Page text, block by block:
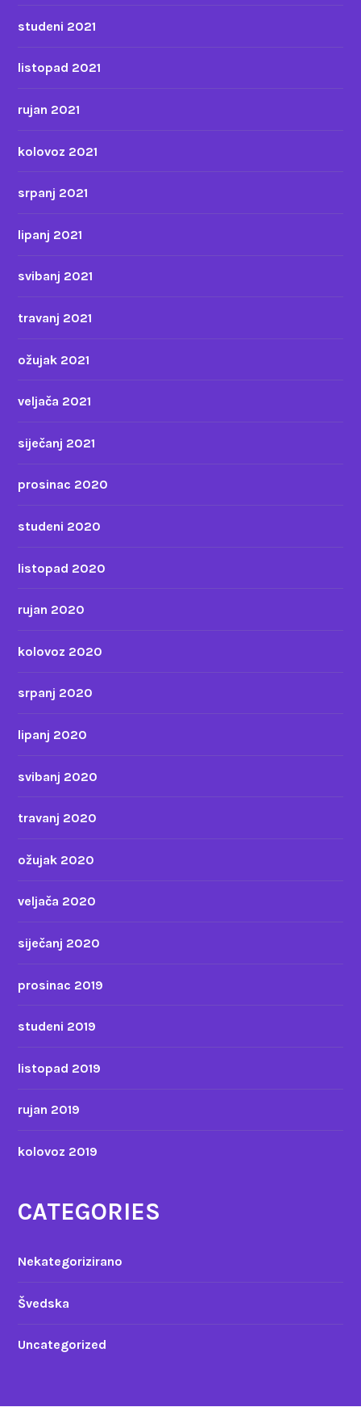
studeni 2021
listopad 2021
rujan 2021
kolovoz 2021
srpanj 2021
lipanj 2021
svibanj 2021
travanj 2021
ožujak 2021
veljača 2021
siječanj 2021
prosinac 2020
studeni 2020
listopad 2020
rujan 2020
kolovoz 2020
srpanj 2020
lipanj 2020
svibanj 2020
travanj 2020
ožujak 2020
veljača 2020
siječanj 2020
prosinac 2019
studeni 2019
listopad 2019
rujan 2019
kolovoz 2019
CATEGORIES
Nekategorizirano
Švedska
Uncategorized